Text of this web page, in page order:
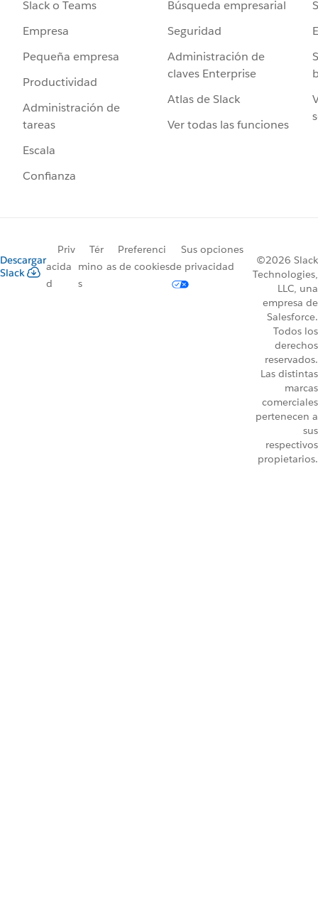
Slack o Teams
Empresa
Pequeña empresa
Productividad
Administración de
tareas
Escala
Confianza
Búsqueda empresarial
Seguridad
Administración de
claves Enterprise
Atlas de Slack
Ver todas las funciones
Descargar
Slack
Priv
acida
d
Tér
mino
s
Preferenci
as de cookies
Sus opciones
de privacidad
©2026 Slack
Technologies,
LLC, una
empresa de
Salesforce.
Todos los
derechos
reservados.
Las distintas
marcas
comerciales
pertenecen a
sus
respectivos
propietarios.